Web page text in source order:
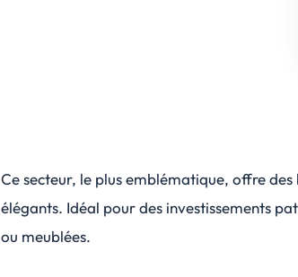
Ce secteur, le plus emblématique, offre
élégants. Idéal pour des investissements
ou meublées.